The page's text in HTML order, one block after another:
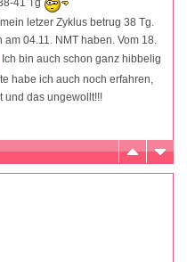
letzer Zyklus betrug 38 Tg.
04.11. NMT haben. Vom 18.
Ich bin auch schon ganz hibbelig
habe ich auch noch erfahren,
und das ungewollt!!!